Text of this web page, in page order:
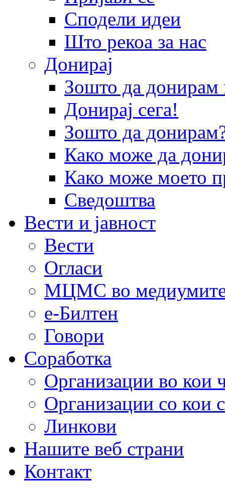
Сподели идеи
Што рекоа за нас
Донирај
Зошто да
Донирај сега!
Зошто да
Како може да
Како може моето
Сведоштва
Вести и јавност
Вести
Огласи
МЦМС во
е-Билтен
Говори
Соработка
Организации во кои
Организации со кои
Линкови
Нашите веб страни
Контакт